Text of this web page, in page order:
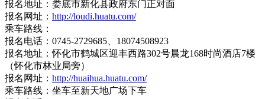
报名地址：娄底市新化县政府东门正对面
报名网址： http://loudi.huatu.com/
乘车路线：
报名电话：0745-2729685、18074508923
报名地址：怀化市鹤城区迎丰西路302号晨龙168时尚酒店7楼
（怀化市林业局旁）
报名网址： http://huaihua.huatu.com/
乘车路线：坐车至新天地广场下车